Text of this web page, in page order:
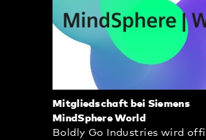
Mitgliedschaft bei Siemens
MindSphere World
Boldly Go Industries wird